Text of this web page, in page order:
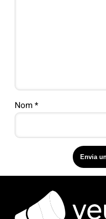
Nom *